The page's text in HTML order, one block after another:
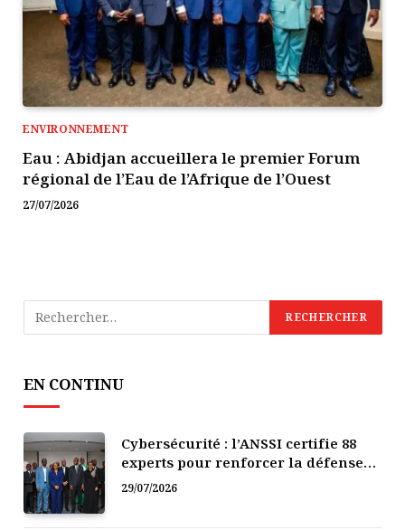
ENVIRONNEMENT
Eau : Abidjan accueillera le premier Forum
régional de l’Eau de l’Afrique de l’Ouest
27/07/2026
EN CONTINU
Cybersécurité : l’ANSSI certifie 88
experts pour renforcer la défense
numérique de la Côte d’Ivoire
29/07/2026